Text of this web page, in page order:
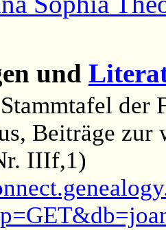
und
der
Beiträge
IIIf,1)